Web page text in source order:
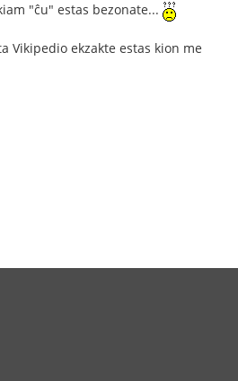
"ĉu" estas bezonate...
Vikipedio ekzakte estas kion me